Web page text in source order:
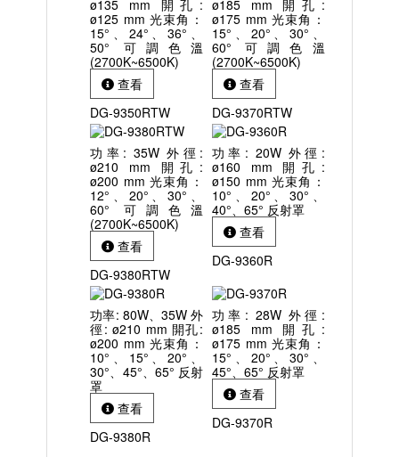
ø135 mm 開孔:
ø125 mm 光束角：
15°、24°、36°、
50° 可調色溫
(2700K~6500K)
查看
DG-9350RTW
ø185 mm 開孔:
ø175 mm 光束角：
15°、20°、30°、
60° 可調色溫
(2700K~6500K)
查看
DG-9370RTW
功率: 35W 外徑:
ø210 mm 開孔:
ø200 mm 光束角：
12°、20°、30°、
60° 可調色溫
(2700K~6500K)
查看
DG-9380RTW
功率: 20W 外徑:
ø160 mm 開孔:
ø150 mm 光束角：
10°、20°、30°、
40°、65° 反射罩
查看
DG-9360R
功率: 80W、35W 外
徑: ø210 mm 開孔:
ø200 mm 光束角：
10°、15°、20°、
30°、45°、65° 反射
罩
查看
DG-9380R
功率: 28W 外徑:
ø185 mm 開孔:
ø175 mm 光束角：
15°、20°、30°、
45°、65° 反射罩
查看
DG-9370R